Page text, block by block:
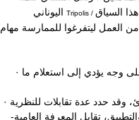
Tripolis / السياق
العمل ليتفرغوا للممارسة مهام
· تعريف ابن منظور: النظرية هي ترتيب أمور معلومة على وجه يؤدي إلى استعلام ما
· تعريف لالاند : هي إنشاء تأملي للفكر يربط نتائج بمبادئ، وقد حدد عدة تقابلات للنظرية
تقابل المعرفة العامية-